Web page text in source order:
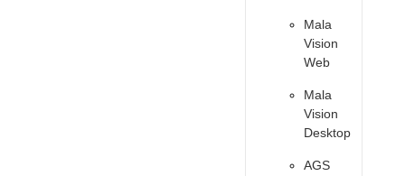
Mala
Vision
Web
Mala
Vision
Desktop
AGS